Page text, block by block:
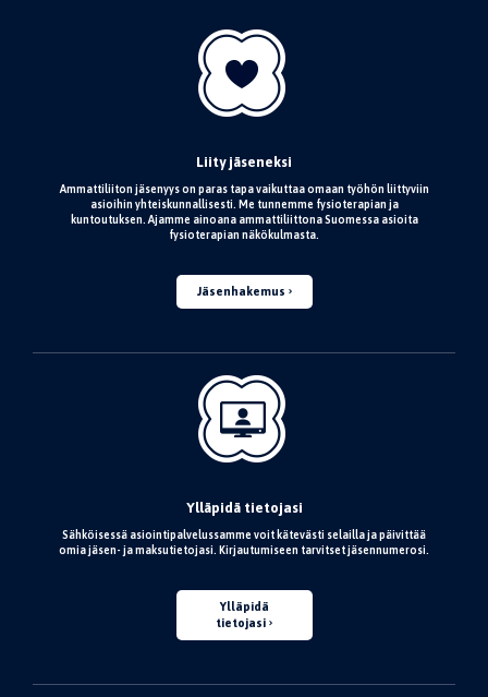
Liity jäseneksi
Ammattiliiton jäsenyys on paras tapa vaikuttaa omaan työhön liittyviin
asioihin yhteiskunnallisesti. Me tunnemme fysioterapian ja
kuntoutuksen. Ajamme ainoana ammattiliittona Suomessa asioita
fysioterapian näkökulmasta.
Jäsenhakemus
Ylläpidä tietojasi
Sähköisessä asiointipalvelussamme voit kätevästi selailla ja päivittää
omia jäsen- ja maksutietojasi. Kirjautumiseen tarvitset jäsennumerosi.
Ylläpidä
tietojasi